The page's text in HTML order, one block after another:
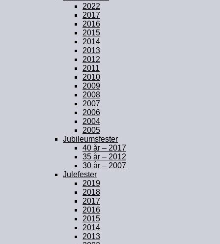
2022
2017
2016
2015
2014
2013
2012
2011
2010
2009
2008
2007
2006
2004
2005
Jubileumsfester
40 år – 2017
35 år – 2012
30 år – 2007
Julefester
2019
2018
2017
2016
2015
2014
2013